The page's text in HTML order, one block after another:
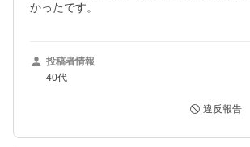
かったです。
投稿者情報
40代
違反報告